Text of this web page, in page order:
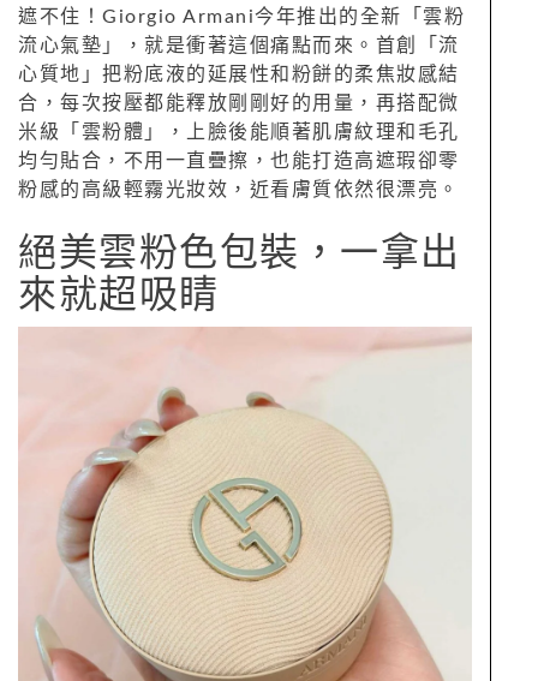
遮不住！Giorgio Armani今年推出的全新「雲粉
流心氣墊」，就是衝著這個痛點而來。首創「流
心質地」把粉底液的延展性和粉餅的柔焦妝感結
合，每次按壓都能釋放剛剛好的用量，再搭配微
米級「雲粉體」，上臉後能順著肌膚紋理和毛孔
均勻貼合，不用一直疊擦，也能打造高遮瑕卻零
粉感的高級輕霧光妝效，近看膚質依然很漂亮。
絕美雲粉色包裝，一拿出
來就超吸睛